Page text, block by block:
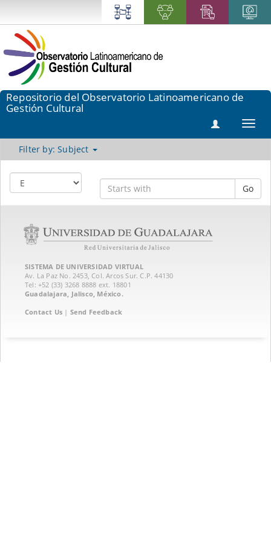
Repositorio del Observatorio Latinoamericano de
Gestión Cultural
Filter by: Subject
Go
SISTEMA DE UNIVERSIDAD VIRTUAL
Av. La Paz No. 2453, Col. Arcos Sur. C.P. 44130
Tel: +52 (33) 3268 8888‏ ext. 18801
Guadalajara, Jalisco, México.
Contact Us | Send Feedback